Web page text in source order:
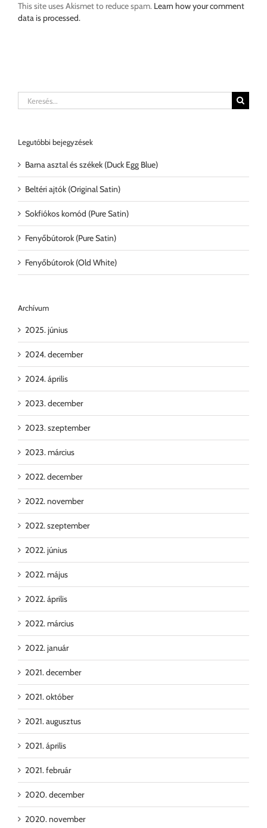
This site uses Akismet to reduce spam. Learn how your comment
data is processed.
Keresés...
Legutóbbi bejegyzések
Barna asztal és székek (Duck Egg Blue)
Beltéri ajtók (Original Satin)
Sokfiókos komód (Pure Satin)
Fenyőbútorok (Pure Satin)
Fenyőbútorok (Old White)
Archívum
2025. június
2024. december
2024. április
2023. december
2023. szeptember
2023. március
2022. december
2022. november
2022. szeptember
2022. június
2022. május
2022. április
2022. március
2022. január
2021. december
2021. október
2021. augusztus
2021. április
2021. február
2020. december
2020. november